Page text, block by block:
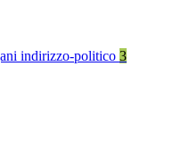
indirizzo-politico 3